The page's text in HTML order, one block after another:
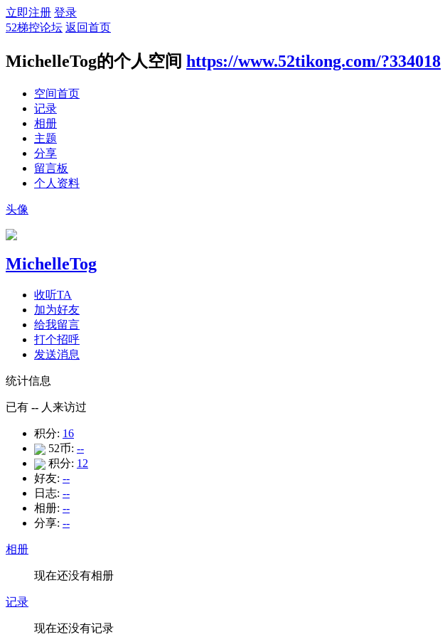
立即注册 登录
52梯控论坛 返回首页
MichelleTog的个人空间 https://www.52tikong.com/?334018
空间首页
记录
相册
主题
分享
留言板
个人资料
头像
MichelleTog
收听TA
加为好友
给我留言
打个招呼
发送消息
统计信息
已有 -- 人来访过
积分: 16
52币: --
积分: 12
好友: --
日志: --
相册: --
分享: --
相册
现在还没有相册
记录
现在还没有记录